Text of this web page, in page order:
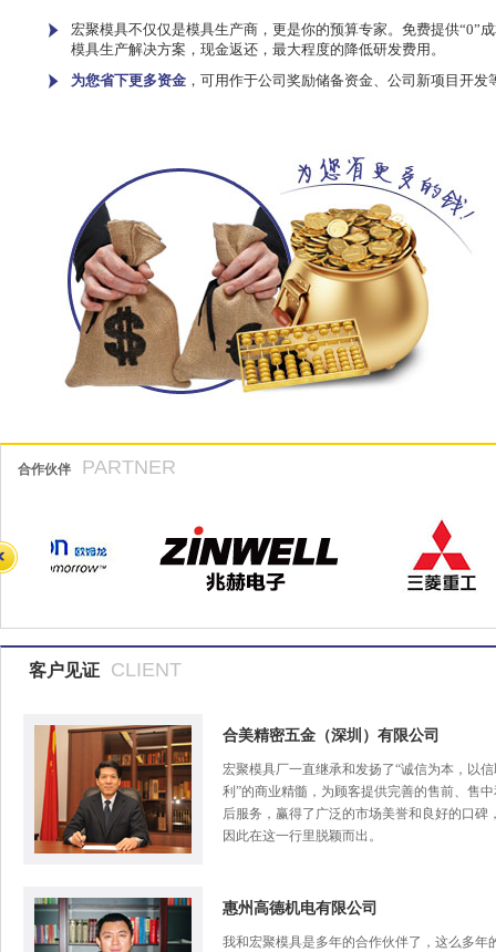
宏聚模具不仅仅是模具生产商，更是你的预算专家。免费提供“0”
模具生产解决方案，现金返还，最大程度的降低研发费用。
为您省下更多资金 ，可用作于公司奖励储备资金、公司新项目开发
合作伙伴 PARTNER
客户见证 CLIENT
合美精密五金（深圳）有限公司
宏聚模具厂一直继承和发扬了“诚信为本，以信
利”的商业精髓，为顾客提供完善的售前、售
后服务，赢得了广泛的市场美誉和良好的口碑
因此在这一行里脱颖而出。
惠州高德机电有限公司
我和宏聚模具是多年的合作伙伴了，这么多年